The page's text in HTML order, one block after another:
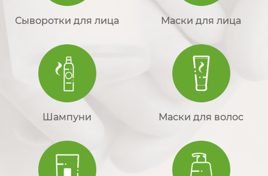
Сыворотки для лица Маски для лица
Шампуни Маски для волос